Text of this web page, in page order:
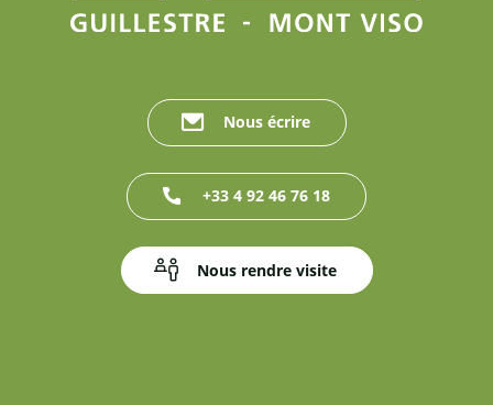
Nous écrire
+33 4 92 46 76 18
Nous rendre visite